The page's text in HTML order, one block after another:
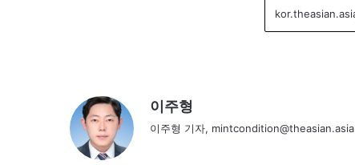
이주형
이주형 기자, mintcondition@theasian.asia